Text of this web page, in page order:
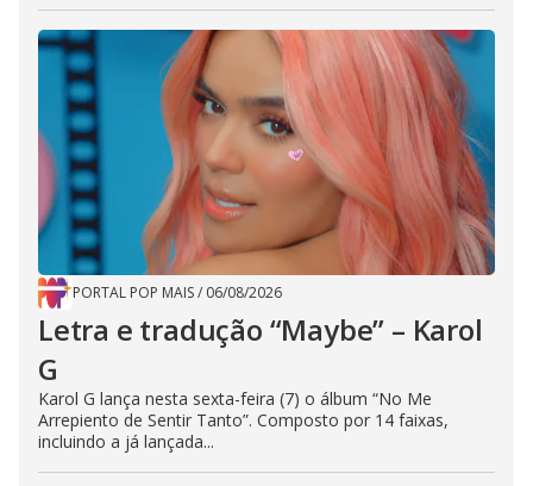
PORTAL POP MAIS/ 06/08/2026
Letra e tradução “Maybe” – Karol
G
Karol G lança nesta sexta-feira (7) o álbum “No Me
Arrepiento de Sentir Tanto”. Composto por 14 faixas,
incluindo a já lançada...